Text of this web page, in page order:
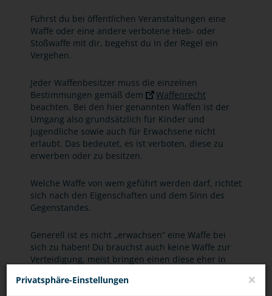
Führst du bei öffentlichen Veranstaltungen eine
Waffe oder eine andere verbotene Hieb- oder
Stoßwaffe mit dir, begehst du in der Regel ein
Vergehen.
Jeder Waffenbesitzer muss die einzelnen
Bestimmungen gemäß dem
Waffenrecht
beachten. Bei den hier genannten Waffen ist der
Umgang also grundsätzlich für Kinder und
Jugendliche sowie auch für Erwachsene nicht
erlaubt. Das bedeutet, es ist verboten, diese zu
erwerben oder zu besitzen.
Welche Waffe von wem geführt werden darf, richtet
sich nach den Eigenschaften und dem Sinn des
Gegenstandes.
Generell ist es nicht „erwachsen“ eine Waffe bei
sich zu haben! Du brauchst auch keine Waffe zur
Verteidigung, meist bringen einen diese eher in
illegalen Waffen mit dem Gesetz in Konflikt, zum
Privatsphäre-Einstellungen ×